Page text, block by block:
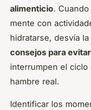
alimenticio.
mente con
hidratarse, desvía
consejos para
interrumpen el ciclo
hambre real.
Identificar los